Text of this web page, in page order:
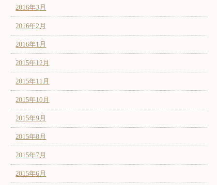
2016年3月
2016年2月
2016年1月
2015年12月
2015年11月
2015年10月
2015年9月
2015年8月
2015年7月
2015年6月